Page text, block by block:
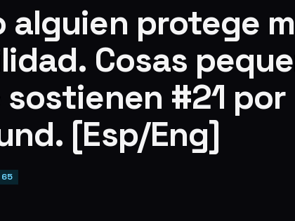
alguien protege
Cosas
sostienen #21 por
[Esp/Eng]
65